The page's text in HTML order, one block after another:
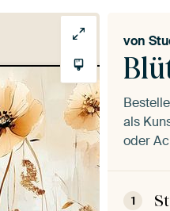
von
als
oder
1